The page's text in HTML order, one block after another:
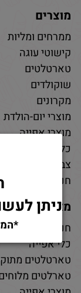
מוצרים
ממרחים ומליות
קישוטי עוגה
טארטלטים
שוקולדים
מקרונים
מוצרי יום-הולדת
מוצרי אפייה
כלי אפייה
צבעי מאכל
חנות חומרי גלם
מאמרים
חנות למוצרי
כלי אפייה
טארטלטים
טארלטים
ניתן